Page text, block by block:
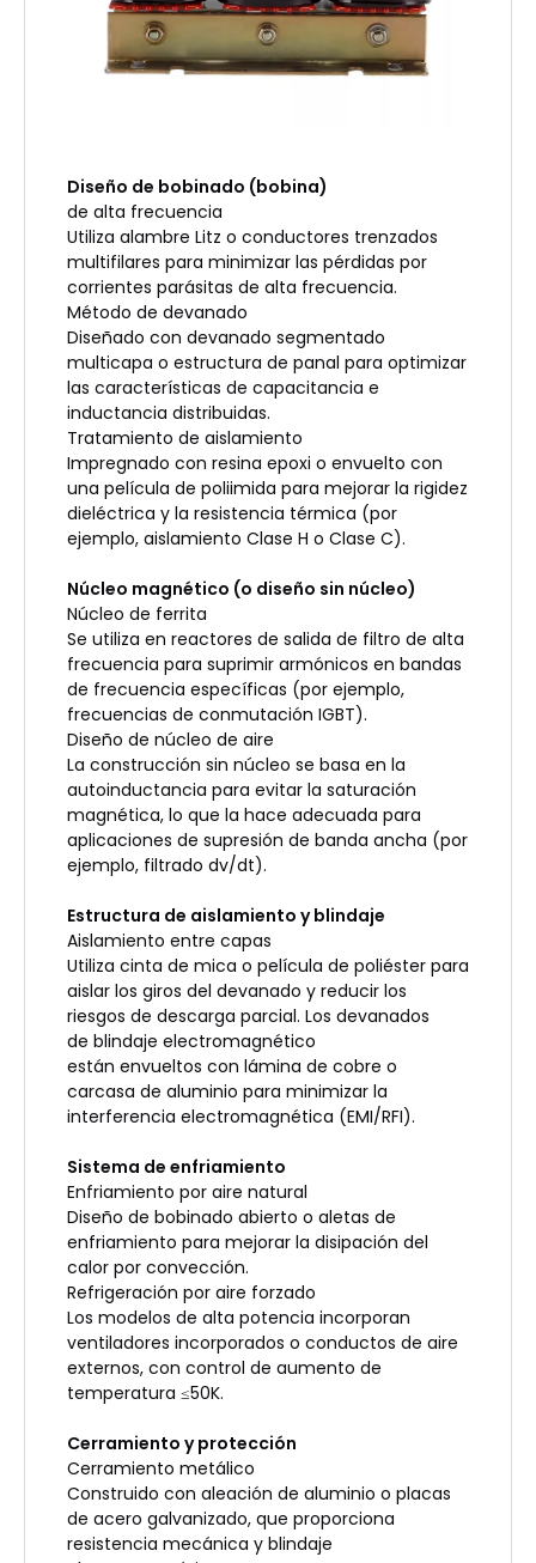
Diseño de bobinado (bobina)
de alta frecuencia
Utiliza alambre Litz o conductores trenzados
multifilares para minimizar las pérdidas por
corrientes parásitas de alta frecuencia.
Método de devanado
Diseñado con devanado segmentado
multicapa o estructura de panal para optimizar
las características de capacitancia e
inductancia distribuidas.
Tratamiento de aislamiento
Impregnado con resina epoxi o envuelto con
una película de poliimida para mejorar la rigidez
dieléctrica y la resistencia térmica (por
ejemplo, aislamiento Clase H o Clase C).
Núcleo magnético (o diseño sin núcleo)
Núcleo de ferrita
Se utiliza en reactores de salida de filtro de alta
frecuencia para suprimir armónicos en bandas
de frecuencia específicas (por ejemplo,
frecuencias de conmutación IGBT).
Diseño de núcleo de aire
La construcción sin núcleo se basa en la
autoinductancia para evitar la saturación
magnética, lo que la hace adecuada para
aplicaciones de supresión de banda ancha (por
ejemplo, filtrado dv/dt).
Estructura de aislamiento y blindaje
Aislamiento entre capas
Utiliza cinta de mica o película de poliéster para
aislar los giros del devanado y reducir los
riesgos de descarga parcial. Los devanados
de blindaje electromagnético
están envueltos con lámina de cobre o
carcasa de aluminio para minimizar la
interferencia electromagnética (EMI/RFI).
Sistema de enfriamiento
Enfriamiento por aire natural
Diseño de bobinado abierto o aletas de
enfriamiento para mejorar la disipación del
calor por convección.
Refrigeración por aire forzado
Los modelos de alta potencia incorporan
ventiladores incorporados o conductos de aire
externos, con control de aumento de
temperatura ≤50K.
Cerramiento y protección
Cerramiento metálico
Construido con aleación de aluminio o placas
de acero galvanizado, que proporciona
resistencia mecánica y blindaje